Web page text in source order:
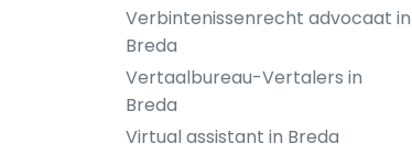
Verbintenissenrecht advocaat in
Breda
Vertaalbureau-Vertalers in
Breda
Virtual assistant in Breda